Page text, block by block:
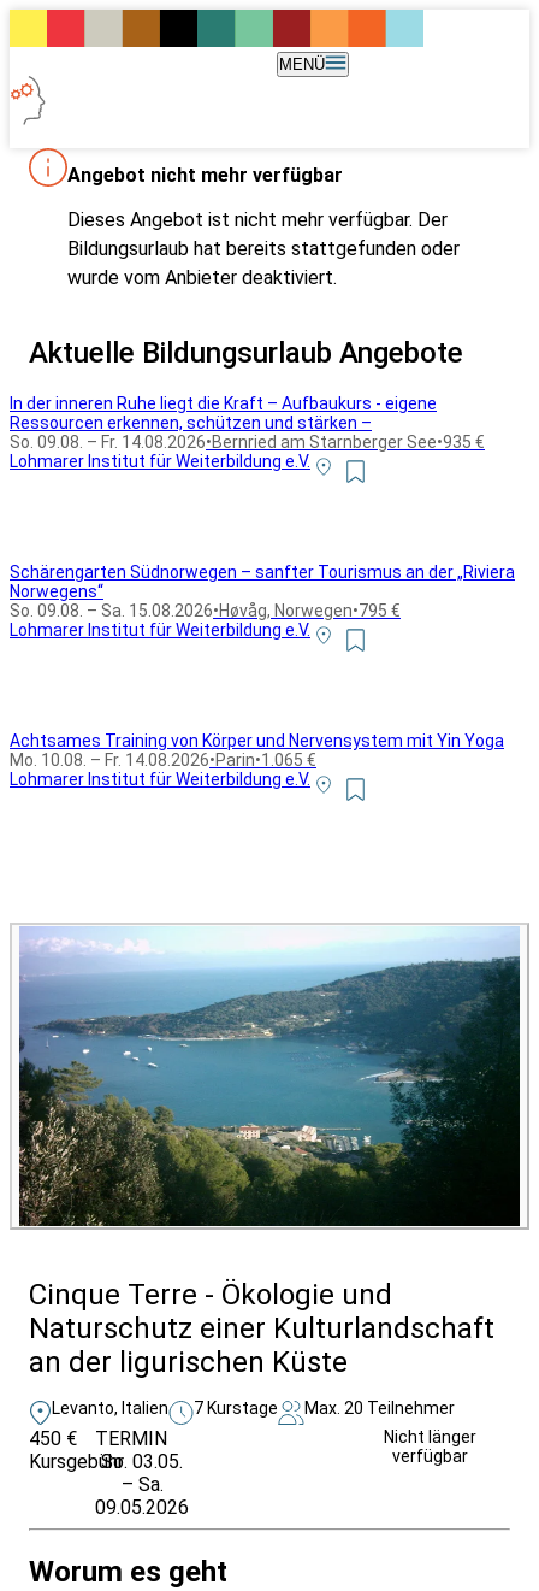
MENÜ
Angebot nicht mehr verfügbar
Dieses Angebot ist nicht mehr verfügbar. Der
Bildungsurlaub hat bereits stattgefunden oder
wurde vom Anbieter deaktiviert.
Aktuelle Bildungsurlaub Angebote
In der inneren Ruhe liegt die Kraft – Aufbaukurs - eigene
Ressourcen erkennen, schützen und stärken –
So. 09.08. – Fr. 14.08.2026•Bernried am Starnberger See•935 €
Lohmarer Institut für Weiterbildung e.V.
Schärengarten Südnorwegen – sanfter Tourismus an der „Riviera
Norwegens“
So. 09.08. – Sa. 15.08.2026•Høvåg, Norwegen•795 €
Lohmarer Institut für Weiterbildung e.V.
Achtsames Training von Körper und Nervensystem mit Yin Yoga
Mo. 10.08. – Fr. 14.08.2026•Parin•1.065 €
Lohmarer Institut für Weiterbildung e.V.
Cinque Terre - Ökologie und
Naturschutz einer Kulturlandschaft
an der ligurischen Küste
Levanto, Italien 7 Kurstage Max. 20 Teilnehmer
450 €
Kursgebühr
TERMIN
So. 03.05.
– Sa.
09.05.2026
Nicht länger
verfügbar
Worum es geht